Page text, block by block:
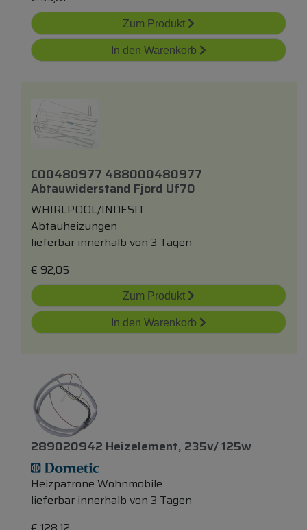
Zum Produkt
In den Warenkorb
C00480977 488000480977
Abtauwiderstand Fjord Uf70
WHIRLPOOL/INDESIT
Abtauheizungen
lieferbar innerhalb von 3 Tagen
€ 92,05
Zum Produkt
In den Warenkorb
289020942 Heizelement, 235v/ 125w
Heizpatrone Wohnmobile
lieferbar innerhalb von 3 Tagen